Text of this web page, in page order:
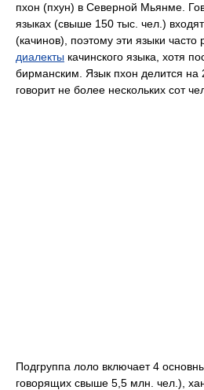
пхон (пхун) в Северной Мьянме.
языках (свыше 150 тыс. чел.)
(качинов), поэтому эти языки часто
диалекты качинского языка, хотя
бирманским. Язык пхон делится на
говорит не более нескольких сот
Подгруппа лоло включает 4
говорящих свыше 5,5 млн. чел.),